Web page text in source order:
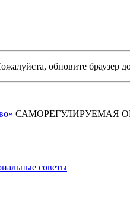
обновите браузер
САМОРЕГУЛИРУЕМАЯ
советы